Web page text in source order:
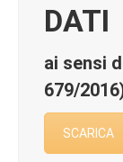
DATI
ai sensi
679/
SCARICA